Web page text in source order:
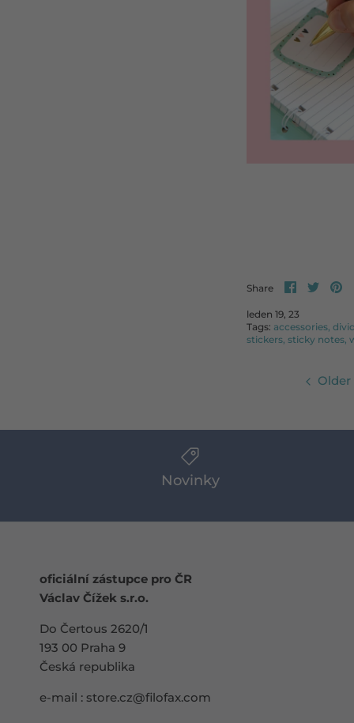
Share Share
facebook
SharePin
leden 19, 23
Tags: accessories
stickers sticky notes
Novinky
oficiální zástupce pro ČR
Václav Čížek s.r.o.
Do Čertous 2620/1
193 00 Praha 9
Česká republika
e-mail : store.cz@filofax.com